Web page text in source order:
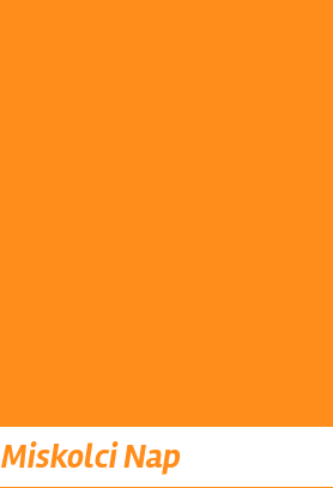
Miskolci Nap